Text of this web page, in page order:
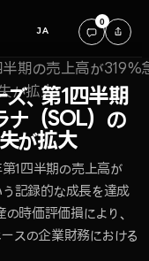
JA
0
ズ、第1四半期
（SOL）の
が拡大
1四半期の売上高が
記録的な成長を達成
時価評価損により、
スの企業財務における